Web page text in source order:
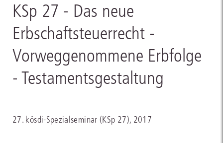
KSp 27 - Das neue
Erbschaftsteuerrecht -
Vorweggenommene Erbfolge
- Testamentsgestaltung
27. kösdi-Spezialseminar (KSp 27), 2017